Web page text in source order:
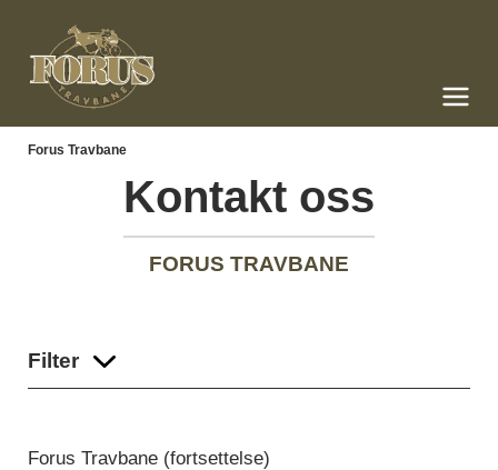
Forus Travbane
Kontakt oss
FORUS TRAVBANE
Filter
Forus Travbane (fortsettelse)